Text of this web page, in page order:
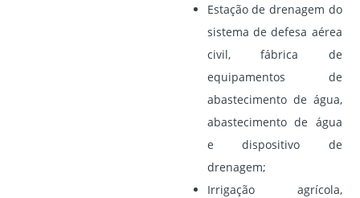
Estação de drenagem do
sistema de defesa aérea
civil, fábrica de
equipamentos de
abastecimento de água,
abastecimento de água
e dispositivo de
drenagem;
Irrigação agrícola,